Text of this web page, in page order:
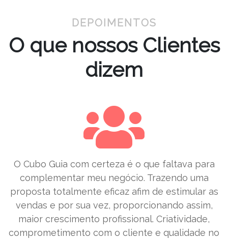
DEPOIMENTOS
O que nossos Clientes
dizem
O Cubo Guia com certeza é o que faltava para
complementar meu negócio. Trazendo uma
proposta totalmente eficaz afim de estimular as
vendas e por sua vez, proporcionando assim,
maior crescimento profissional. Criatividade,
comprometimento com o cliente e qualidade no